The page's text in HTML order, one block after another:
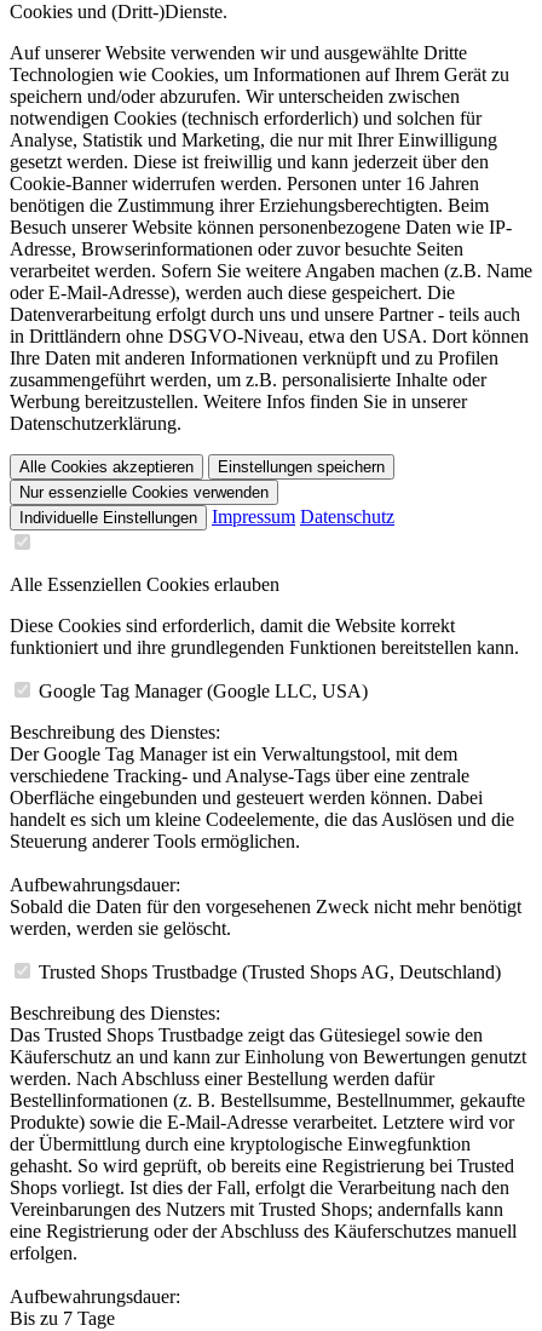
Cookies und (Dritt-)Dienste.
Auf unserer Website verwenden wir und ausgewählte Dritte
Technologien wie Cookies, um Informationen auf Ihrem Gerät zu
speichern und/oder abzurufen. Wir unterscheiden zwischen
notwendigen Cookies (technisch erforderlich) und solchen für
Analyse, Statistik und Marketing, die nur mit Ihrer Einwilligung
gesetzt werden. Diese ist freiwillig und kann jederzeit über den
Cookie-Banner widerrufen werden. Personen unter 16 Jahren
benötigen die Zustimmung ihrer Erziehungsberechtigten. Beim
Besuch unserer Website können personenbezogene Daten wie IP-
Adresse, Browserinformationen oder zuvor besuchte Seiten
verarbeitet werden. Sofern Sie weitere Angaben machen (z.B. Name
oder E-Mail-Adresse), werden auch diese gespeichert. Die
Datenverarbeitung erfolgt durch uns und unsere Partner - teils auch
in Drittländern ohne DSGVO-Niveau, etwa den USA. Dort können
Ihre Daten mit anderen Informationen verknüpft und zu Profilen
zusammengeführt werden, um z.B. personalisierte Inhalte oder
Werbung bereitzustellen. Weitere Infos finden Sie in unserer
Datenschutzerklärung.
Alle Cookies akzeptieren
Einstellungen speichern
Nur essenzielle Cookies verwenden
Individuelle Einstellungen
Impressum Datenschutz
Alle Essenziellen Cookies erlauben
Diese Cookies sind erforderlich, damit die Website korrekt
funktioniert und ihre grundlegenden Funktionen bereitstellen kann.
Google Tag Manager (Google LLC, USA)
Beschreibung des Dienstes:
Der Google Tag Manager ist ein Verwaltungstool, mit dem
verschiedene Tracking- und Analyse-Tags über eine zentrale
Oberfläche eingebunden und gesteuert werden können. Dabei
handelt es sich um kleine Codeelemente, die das Auslösen und die
Steuerung anderer Tools ermöglichen.
Aufbewahrungsdauer:
Sobald die Daten für den vorgesehenen Zweck nicht mehr benötigt
werden, werden sie gelöscht.
Trusted Shops Trustbadge (Trusted Shops AG, Deutschland)
Beschreibung des Dienstes:
Das Trusted Shops Trustbadge zeigt das Gütesiegel sowie den
Käuferschutz an und kann zur Einholung von Bewertungen genutzt
werden. Nach Abschluss einer Bestellung werden dafür
Bestellinformationen (z. B. Bestellsumme, Bestellnummer, gekaufte
Produkte) sowie die E-Mail-Adresse verarbeitet. Letztere wird vor
der Übermittlung durch eine kryptologische Einwegfunktion
gehasht. So wird geprüft, ob bereits eine Registrierung bei Trusted
Shops vorliegt. Ist dies der Fall, erfolgt die Verarbeitung nach den
Vereinbarungen des Nutzers mit Trusted Shops; andernfalls kann
eine Registrierung oder der Abschluss des Käuferschutzes manuell
erfolgen.
Aufbewahrungsdauer:
Bis zu 7 Tage